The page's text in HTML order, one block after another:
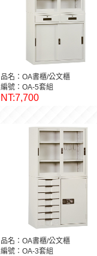
品名：OA書櫃/公文櫃
編號：OA-5套組
NT:7,700
品名：OA書櫃/公文櫃
編號：OA-3套組